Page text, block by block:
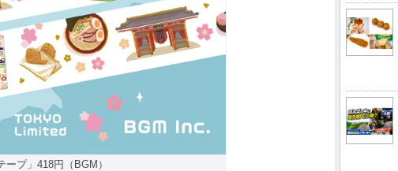
ープ」418円（BGM）